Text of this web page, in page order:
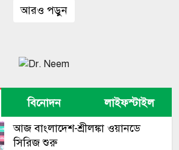
আরও পড়ুন
বিনোদন
লাইফস্টাইল
আজ বাংলা‌দেশ-শ্রীলঙ্কা ওয়ানডে
সি‌রিজ শুরু